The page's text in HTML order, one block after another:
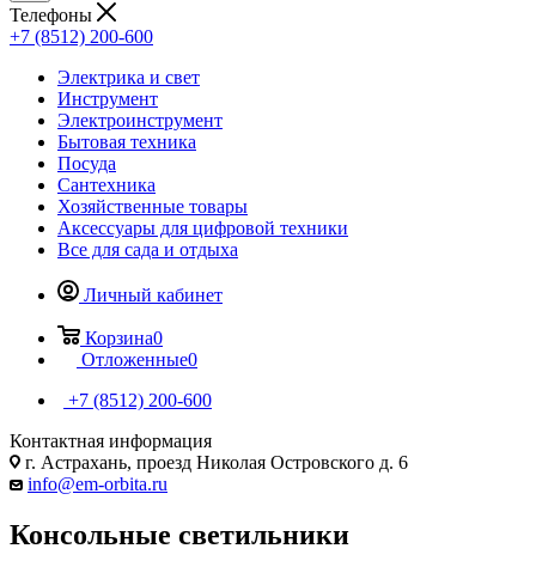
Телефоны
+7 (8512) 200-600
Электрика и свет
Инструмент
Электроинструмент
Бытовая техника
Посуда
Сантехника
Хозяйственные товары
Аксессуары для цифровой техники
Все для сада и отдыха
Личный кабинет
Корзина0
Отложенные0
+7 (8512) 200-600
Контактная информация
г. Астрахань, проезд Николая Островского д. 6
info@em-orbita.ru
Консольные светильники